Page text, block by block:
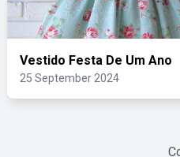
Vestido Festa De Um Ano
25 September 2024